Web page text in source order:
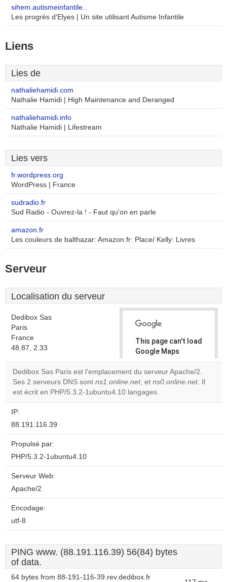
sihem.autismeinfantile..
Les progrès d'Elyes | Un site utilisant Autisme Infantile
Liens
Lies de
nathaliehamidi.com
Nathalie Hamidi | High Maintenance and Deranged
nathaliehamidi.info
Nathalie Hamidi | Lifestream
Lies vers
fr.wordpress.org
WordPress | France
sudradio.fr
Sud Radio - Ouvrez-la ! - Faut qu'on en parle
amazon.fr
Les couleurs de balthazar: Amazon.fr: Place/ Kelly: Livres
Serveur
Localisation du serveur
Dedibox Sas
Paris
France
48.87, 2.33
This page can't load
Google Maps
correctly.
Do you
own this
Dedibox Sas Paris est l'emplacement du serveur Apache/2.
Ses 2 serveurs DNS sont ns1.online.net, et ns0.online.net. Il
est écrit en PHP/5.3.2-1ubuntu4.10 langages.
IP:
88.191.116.39
Propulsé par:
PHP/5.3.2-1ubuntu4.10
Serveur Web:
Apache/2
Encodage:
utf-8
PING www. (88.191.116.39) 56(84) bytes
of data.
64 bytes from 88-191-116-39.rev.dedibox.fr